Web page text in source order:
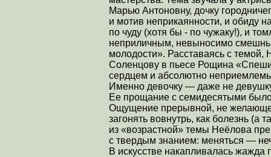
Марью Антоновну, дочку
и мотив неприкаянности, и обиду
по чуду (хотя бы - по чужаку!), и
неприличным, невыносимо
молодости». Расставаясь с
Соленцову в пьесе Рощина
сердцем и абсолютно
Именно девочку — даже не
Ее прощание с семидесятыми
Ощущение прерывной, не
загонять вовнутрь, как болезнь (а
из «возрастной» темы Неёлова
с твердым знанием: меняться —
В искусстве накапливалась